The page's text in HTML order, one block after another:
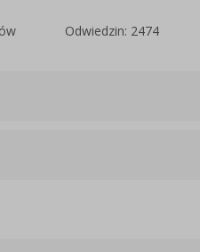
Odwiedzin: 2474